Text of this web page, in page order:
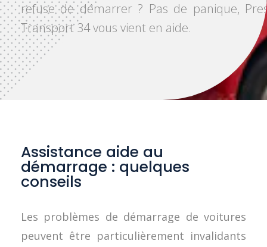
refuse de démarrer ? Pas de panique,
Transport 34 vous vient en aide.
Assistance aide au
démarrage : quelques
conseils
Les problèmes de démarrage de voitures
peuvent être particulièrement invalidants